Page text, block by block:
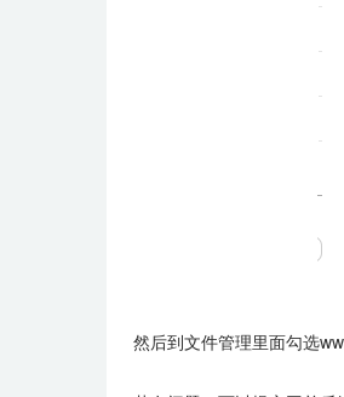
然后到文件管理里面勾选